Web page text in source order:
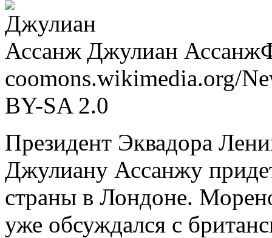
Джулиан Ассанж
coomons.wikimedia.org/
BY-SA 2.0
Президент Эквадора
Джулиану Ассанжу
страны в Лондоне.
уже обсуждался с